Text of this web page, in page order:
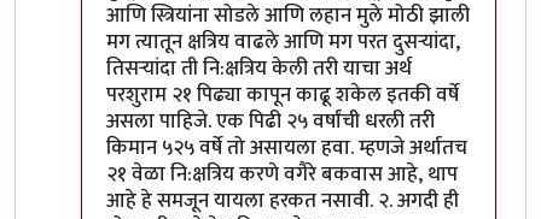
आणि स्त्रियांना सोडले आणि लहान मुले मोठी झाली
मग त्यातून क्षत्रिय वाढले आणि मग परत दुसर्‍यांदा,
तिसर्‍यांदा ती नि:क्षत्रिय केली तरी याचा अर्थ
परशुराम २१ पिढ्या कापून काढू शकेल इतकी वर्षे
असला पाहिजे. एक पिढी २५ वर्षांची धरली तरी
किमान ५२५ वर्षे तो असायला हवा. म्हणजे अर्थातच
२१ वेळा नि:क्षत्रिय करणे वगैरे बकवास आहे, थाप
आहे हे समजून यायला हरकत नसावी. २. अगदी ही